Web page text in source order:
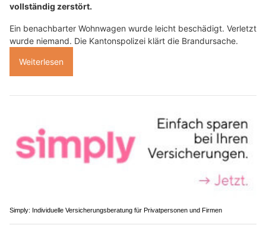
vollständig zerstört.
Ein benachbarter Wohnwagen wurde leicht beschädigt. Verletzt
wurde niemand. Die Kantonspolizei klärt die Brandursache.
Weiterlesen
Simply: Individuelle Versicherungsberatung für Privatpersonen und Firmen